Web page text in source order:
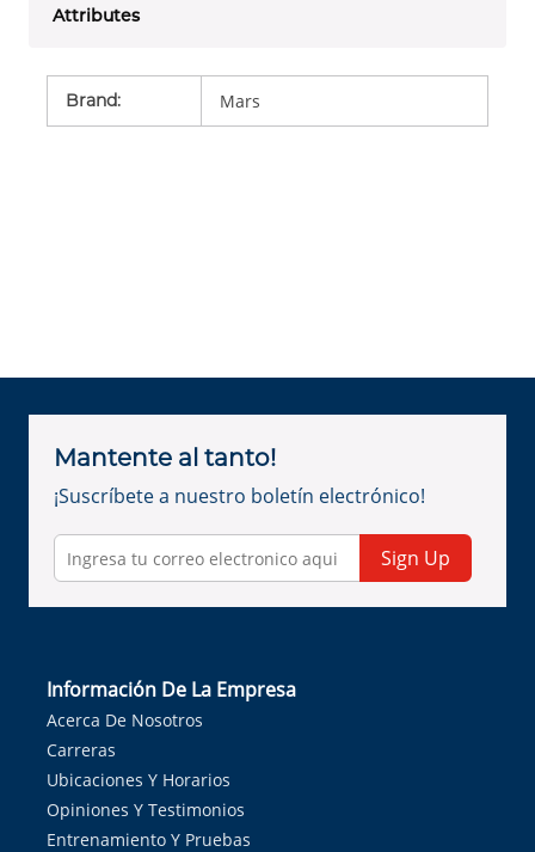
Attributes
Brand: Mars
Mantente al tanto!
¡Suscríbete a nuestro boletín electrónico!
Sign Up
Información De La Empresa
Acerca De Nosotros
Carreras
Ubicaciones Y Horarios
Opiniones Y Testimonios
Entrenamiento Y Pruebas